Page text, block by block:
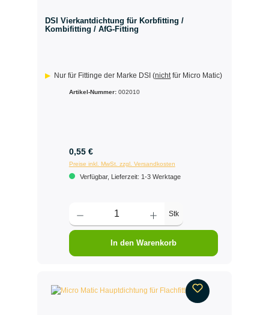
DSI Vierkantdichtung für Korbfitting /
Kombifitting / AfG-Fitting
Nur für Fittinge der Marke DSI (nichtfür Micro Matic)
Artikel-Nummer: 002010
0,55 €
Preise inkl. MwSt. zzgl. Versandkosten
Verfügbar, Lieferzeit: 1-3 Werktage
Stk
In den Warenkorb